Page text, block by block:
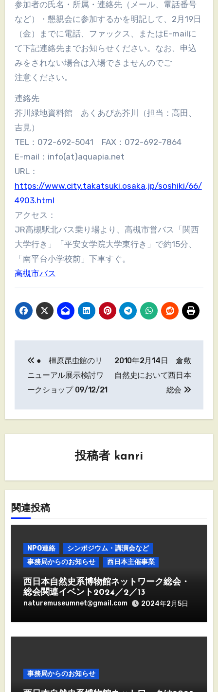
参加者の氏名・所属・連絡先（メール、電話番号
など）・懇親会に参加するかを明記して、2月19日
（金）までに電話、ファックス、またはE-mailに
て下記連絡先までお知らせください。なお、申込
みをされない場合は入場できませんのでご
注意ください。
連絡先
芥川緑地資料館 あくあぴあ芥川（担当：高田、
吉見）
TEL：072-692-5041 FAX：072-692-7864
E-mail：info(at)aquapia.net
URL：
https://www.city.takatsuki.osaka.jp/soshiki/66/
4903.html
アクセス：
JR高槻駅北バス乗り場より、高槻市営バス「関西
大学行き」「平安女学院大学東行き」で約15分、
「南平台小学校前」下車すぐ。
高槻市バス
稿
ナ
ビ
ョ
ン
● 橿原昆虫館のリ
ニューアル展示検討ワ
ークショップ 09/12/21
2010年2月14日 倉敷
自然史において西日本
総会
投稿者 kanri
関連投稿
NPO連絡
シンポジウム・講演会など
事務局からのお知らせ
西日本主催事業
西日本自然史系博物館ネットワーク総会・
総会関連イベント2024／2／13
naturemuseumnet@gmail.com 2024年2月5日
事務局からのお知らせ